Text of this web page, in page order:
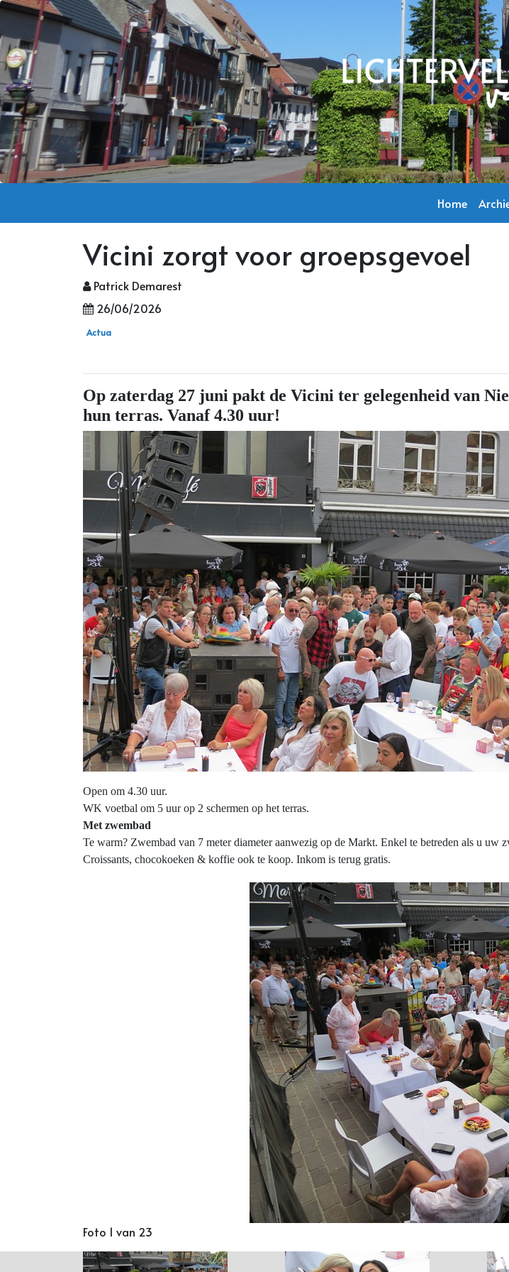
Home
Vicini zorgt voor groepsgevoel
Patrick Demarest
26/06/2026
Actua
Op zaterdag 27 juni pakt de Vicini ter gelegenheid van
hun terras. Vanaf 4.30 uur!
Open om 4.30 uur.
WK voetbal om 5 uur op 2 schermen op het terras.
Met zwembad
Te warm? Zwembad van 7 meter diameter aanwezig op de Markt. Enkel te betreden als u uw
Croissants, chocokoeken & koffie ook te koop. Inkom is terug gratis.
Foto 1 van 23